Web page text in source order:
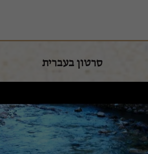
סרטון בעברית